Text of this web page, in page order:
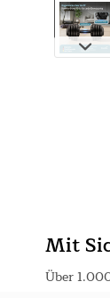
Mit
Über